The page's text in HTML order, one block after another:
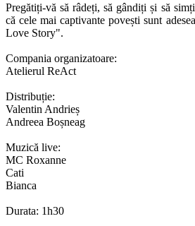
Pregătiți-vă să râdeți, să gândiți și să
că cele mai captivante povești sunt
Love Story".
Compania organizatoare:
Atelierul ReAct
Distribuție:
Valentin Andrieș
Andreea Boșneag
Muzică live:
MC Roxanne
Cati
Bianca
Durata: 1h30